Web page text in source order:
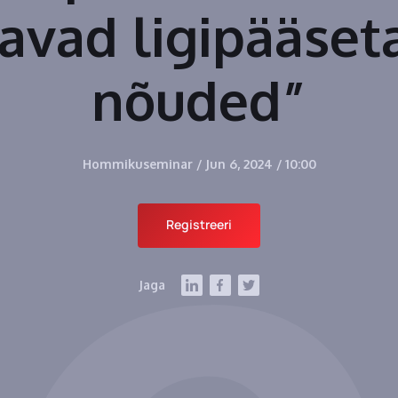
nõuded”
Hommikuseminar/ Jun 6, 2024 / 10:00
Registreeri
Jaga